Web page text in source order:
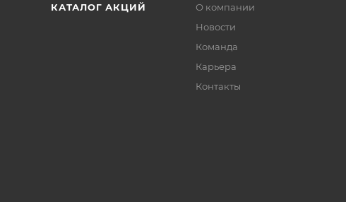
КАТАЛОГ АКЦИЙ
О компании
Новости
Команда
Карьера
Контакты